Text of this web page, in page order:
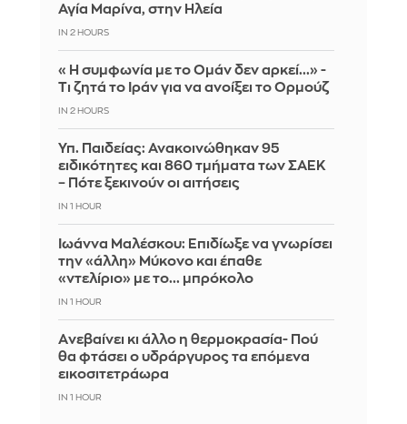
Αγία Μαρίνα, στην Ηλεία
IN 2 HOURS
«Η συμφωνία με το Ομάν δεν αρκεί...» -
Τι ζητά το Ιράν για να ανοίξει το Ορμούζ
IN 2 HOURS
Υπ. Παιδείας: Ανακοινώθηκαν 95
ειδικότητες και 860 τμήματα των ΣΑΕΚ
– Πότε ξεκινούν οι αιτήσεις
IN 1 HOUR
Ιωάννα Μαλέσκου: Επιδίωξε να γνωρίσει
την «άλλη» Μύκονο και έπαθε
«ντελίριο» με το... μπρόκολο
IN 1 HOUR
Aνεβαίνει κι άλλο η θερμοκρασία- Πού
θα φτάσει ο υδράργυρος τα επόμενα
εικοσιτετράωρα
IN 1 HOUR